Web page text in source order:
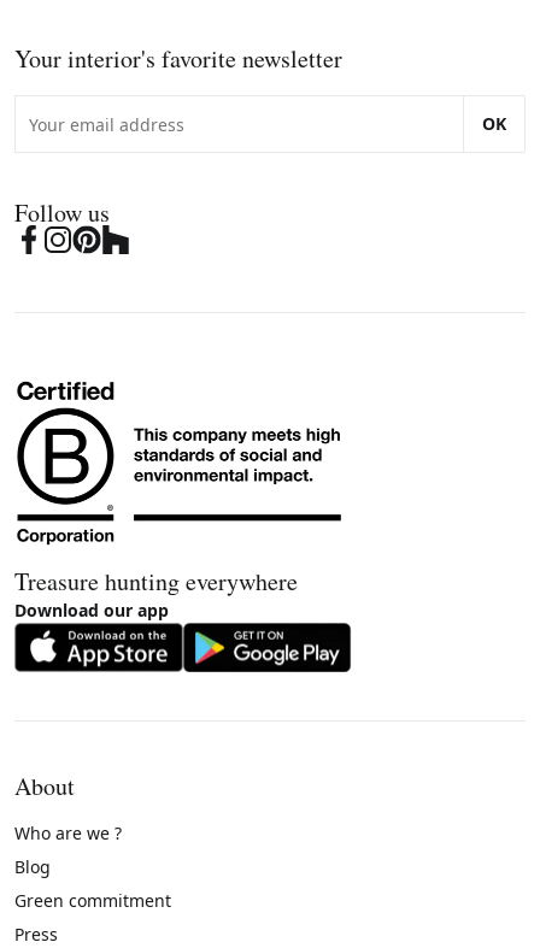
Your interior's favorite newsletter
OK
Follow us
Treasure hunting everywhere
Download our app
About
Who are we ?
Blog
Green commitment
Press